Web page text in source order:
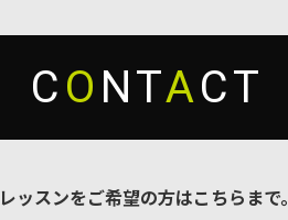
CO NTACT
レッスンをご希望の方はこちらまで。